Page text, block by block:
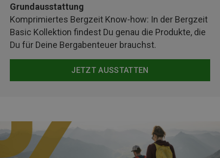
Grundausstattung
Komprimiertes Bergzeit Know-how: In der Bergzeit
Basic Kollektion findest Du genau die Produkte, die
Du für Deine Bergabenteuer brauchst.
JETZT AUSSTATTEN